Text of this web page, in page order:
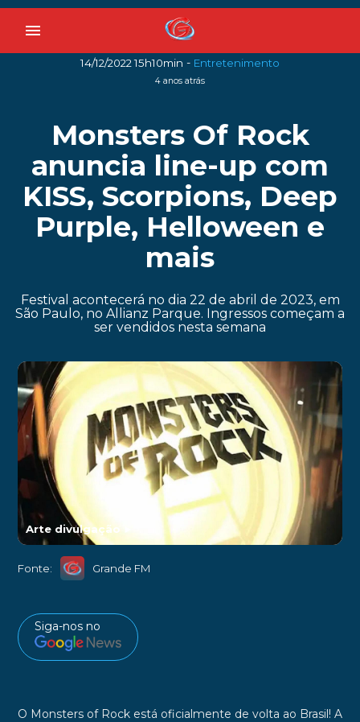
menu
14/12/2022 15h10min - Entretenimento
4 anos atrás
Monsters Of Rock
anuncia line-up com
KISS, Scorpions, Deep
Purple, Helloween e
mais
Festival acontecerá no dia 22 de abril de 2023, em
São Paulo, no Allianz Parque. Ingressos começam a
ser vendidos nesta semana
Arte divulgação
Fonte: Grande FM
Siga-nos no
O Monsters of Rock está oficialmente de volta ao Brasil! A